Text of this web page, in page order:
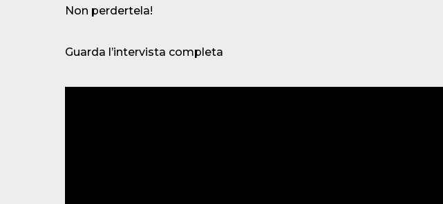
Non perdertela!
Guarda l’intervista completa